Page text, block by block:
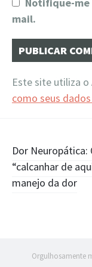
mail.
Este site utiliza
como seus
de
Dor Neuropática:
“calcanhar de
manejo da dor
Orgulhosamente